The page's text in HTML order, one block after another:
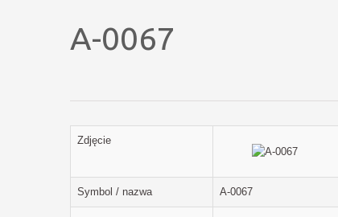
A-0067
Zdjęcie
Symbol / nazwa A-0067